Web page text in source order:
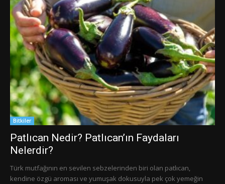
Bitkiler
Patlıcan Nedir? Patlıcan’ın Faydaları
Nelerdir?
Türk mutfağının en sevilen sebzelerinden biri olan patlıcan,
kendine özgü aroması ve yumuşak dokusuyla pek çok yemeğin